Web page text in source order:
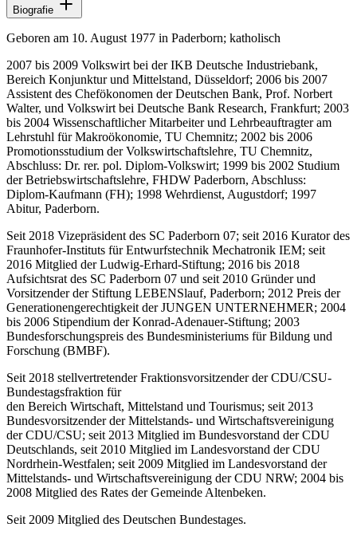
Biografie
Geboren am 10. August 1977 in Paderborn; katholisch
2007 bis 2009 Volkswirt bei der IKB Deutsche Industriebank,
Bereich Konjunktur und Mittelstand, Düsseldorf; 2006 bis 2007
Assistent des Chefökonomen der Deutschen Bank, Prof. Norbert
Walter, und Volkswirt bei Deutsche Bank Research, Frankfurt; 2003
bis 2004 Wissenschaftlicher Mitarbeiter und Lehrbeauftragter am
Lehrstuhl für Makroökonomie, TU Chemnitz; 2002 bis 2006
Promotionsstudium der Volkswirtschaftslehre, TU Chemnitz,
Abschluss: Dr. rer. pol. Diplom-Volkswirt; 1999 bis 2002 Studium
der Betriebswirtschaftslehre, FHDW Paderborn, Abschluss:
Diplom-Kaufmann (FH); 1998 Wehrdienst, Augustdorf; 1997
Abitur, Paderborn.
Seit 2018 Vizepräsident des SC Paderborn 07; seit 2016 Kurator des
Fraunhofer-Instituts für Entwurfstechnik Mechatronik IEM; seit
2016 Mitglied der Ludwig-Erhard-Stiftung; 2016 bis 2018
Aufsichtsrat des SC Paderborn 07 und seit 2010 Gründer und
Vorsitzender der Stiftung LEBENSlauf, Paderborn; 2012 Preis der
Generationengerechtigkeit der JUNGEN UNTERNEHMER; 2004
bis 2006 Stipendium der Konrad-Adenauer-Stiftung; 2003
Bundesforschungspreis des Bundesministeriums für Bildung und
Forschung (BMBF).
Seit 2018 stellvertretender Fraktionsvorsitzender der CDU/CSU-
Bundestagsfraktion für
den Bereich Wirtschaft, Mittelstand und Tourismus; seit 2013
Bundesvorsitzender der Mittelstands- und Wirtschaftsvereinigung
der CDU/CSU; seit 2013 Mitglied im Bundesvorstand der CDU
Deutschlands, seit 2010 Mitglied im Landesvorstand der CDU
Nordrhein-Westfalen; seit 2009 Mitglied im Landesvorstand der
Mittelstands- und Wirtschaftsvereinigung der CDU NRW; 2004 bis
2008 Mitglied des Rates der Gemeinde Altenbeken.
Seit 2009 Mitglied des Deutschen Bundestages.